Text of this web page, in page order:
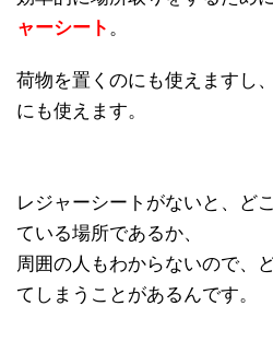
ャーシート 。
荷物を置くのにも使えますし
にも使えます。
レジャーシートがないと、ど
ている場所であるか、
周囲の人もわからないので、
てしまうことがあるんです。